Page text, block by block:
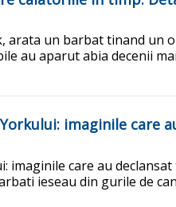
arata un barbat tinand un
au aparut abia decenii
imaginile care
care au
ieseau din gurile de